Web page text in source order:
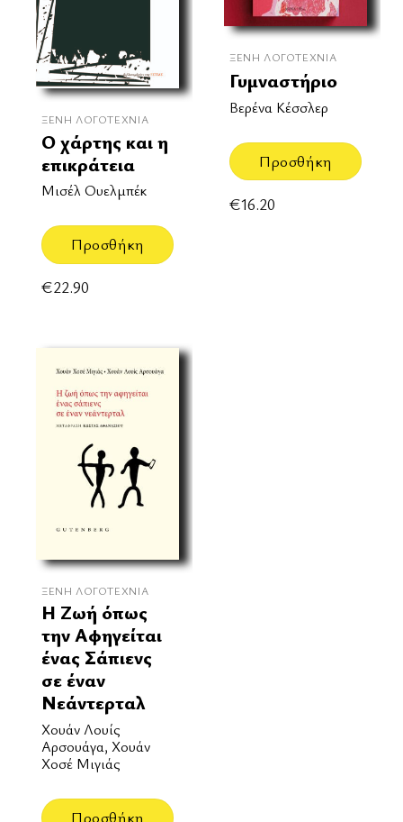
ΞΈΝΗ ΛΟΓΟΤΕΧΝΊΑ
Ο χάρτης και η
επικράτεια
Μισέλ Ουελμπέκ
Προσθήκη
€22.90
ΞΈΝΗ ΛΟΓΟΤΕΧΝΊΑ
Γυμναστήριο
Βερένα Κέσσλερ
Προσθήκη
€16.20
ΞΈΝΗ ΛΟΓΟΤΕΧΝΊΑ
Η Ζωή όπως
την Αφηγείται
ένας Σάπιενς
σε έναν
Νεάντερταλ
Χουάν Λουίς
Αρσουάγα, Χουάν
Χοσέ Μιγιάς
Προσθήκη